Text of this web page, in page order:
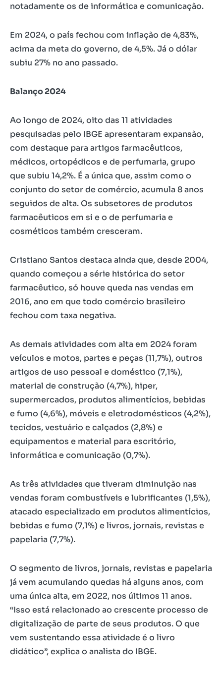
notadamente os de informática e comunicação.
Em 2024, o país fechou com inflação de 4,83%,
acima da meta do governo, de 4,5%. Já o dólar
subiu 27% no ano passado.
Balanço 2024
Ao longo de 2024, oito das 11 atividades
pesquisadas pelo IBGE apresentaram expansão,
com destaque para artigos farmacêuticos,
médicos, ortopédicos e de perfumaria, grupo
que subiu 14,2%. É a única que, assim como o
conjunto do setor de comércio, acumula 8 anos
seguidos de alta. Os subsetores de produtos
farmacêuticos em si e o de perfumaria e
cosméticos também cresceram.
Cristiano Santos destaca ainda que, desde 2004,
quando começou a série histórica do setor
farmacêutico, só houve queda nas vendas em
2016, ano em que todo comércio brasileiro
fechou com taxa negativa.
As demais atividades com alta em 2024 foram
veículos e motos, partes e peças (11,7%), outros
artigos de uso pessoal e doméstico (7,1%),
material de construção (4,7%), hiper,
supermercados, produtos alimentícios, bebidas
e fumo (4,6%), móveis e eletrodomésticos (4,2%),
tecidos, vestuário e calçados (2,8%) e
equipamentos e material para escritório,
informática e comunicação (0,7%).
As três atividades que tiveram diminuição nas
vendas foram combustíveis e lubrificantes (1,5%),
atacado especializado em produtos alimentícios,
bebidas e fumo (7,1%) e livros, jornais, revistas e
papelaria (7,7%).
O segmento de livros, jornais, revistas e papelaria
já vem acumulando quedas há alguns anos, com
uma única alta, em 2022, nos últimos 11 anos.
“Isso está relacionado ao crescente processo de
digitalização de parte de seus produtos. O que
vem sustentando essa atividade é o livro
didático”, explica o analista do IBGE.